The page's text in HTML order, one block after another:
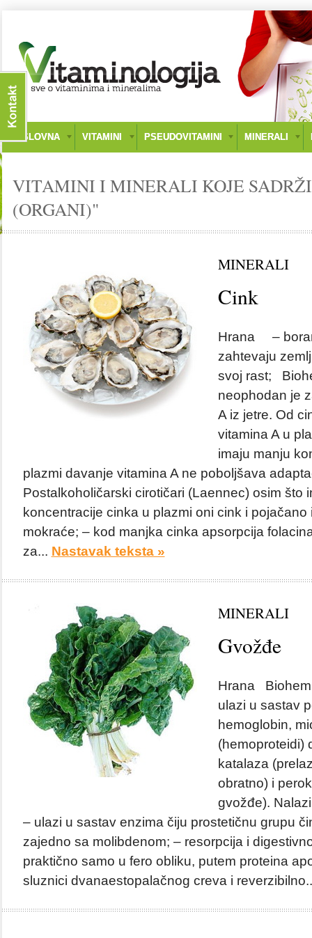
NASLOVNA VITAMINI PSEUDOVITAMINI MINERALI
VITAMINI I MINERALI KOJE
(ORGANI)"
MINERALI
Cink
Hrana –
zahtevaju
svoj rast;
neophodan je
A iz jetre. Od
vitamina A u
imaju manju
plazmi davanje vitamina A ne poboljšava
Postalkoholičarski cirotičari (Laennec) osim što
koncentracije cinka u plazmi oni cink i pojačano
mokraće; – kod manjka cinka apsorpcija
za... Nastavak teksta »
MINERALI
Gvožđe
Hrana
ulazi u sastav
hemoglobin,
(hemoproteidi)
katalaza
obratno) i
gvožđe).
– ulazi u sastav enzima čiju prostetičnu grupu
zajedno sa molibdenom; – resorpcija i
praktično samo u fero obliku, putem proteina
sluznici dvanaestopalačnog creva i